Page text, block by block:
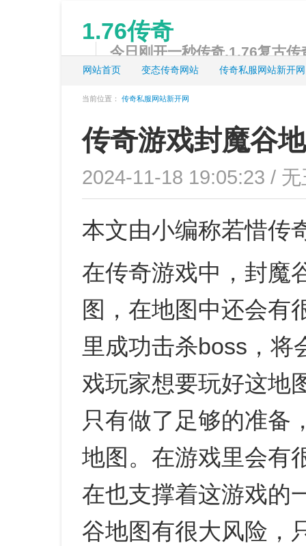
1.76传奇
今日刚开一秒传奇,1.76复古
网站首页 变态传奇网站 传奇私服网站新开网
当前位置： 传奇私服网站新开网
传奇游戏封魔谷
2024-11-18 19:05:23 /
本文由小编称若惜传
在传奇游戏中，封魔
图，在地图中还会有
里成功击杀boss，将
戏玩家想要玩好这地
只有做了足够的准备
地图。在游戏里会有
在也支撑着这游戏的
谷地图有很大风险，